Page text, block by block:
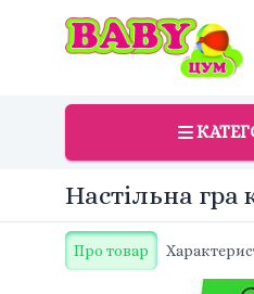
Настільна гра
Про товар